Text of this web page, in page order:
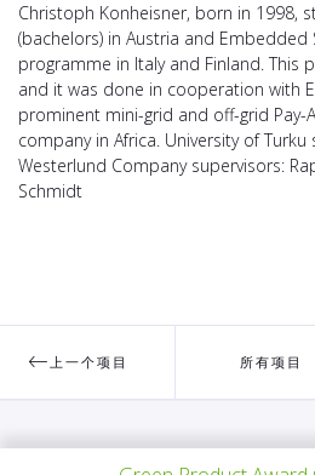
Christoph Konheisner, born in 1998,
(bachelors) in Austria and Embedded
programme in Italy and Finland. This
and it was done in cooperation with
prominent mini-grid and off-grid Pay-
company in Africa. University of Turku
Westerlund Company supervisors:
Schmidt
上一个项目 所有项目
有问题吗？